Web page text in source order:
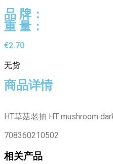
品 牌：
重 量：
€2.70
无货
商品详情
HT草菇老抽 HT mushroom
708360210502
相关产品